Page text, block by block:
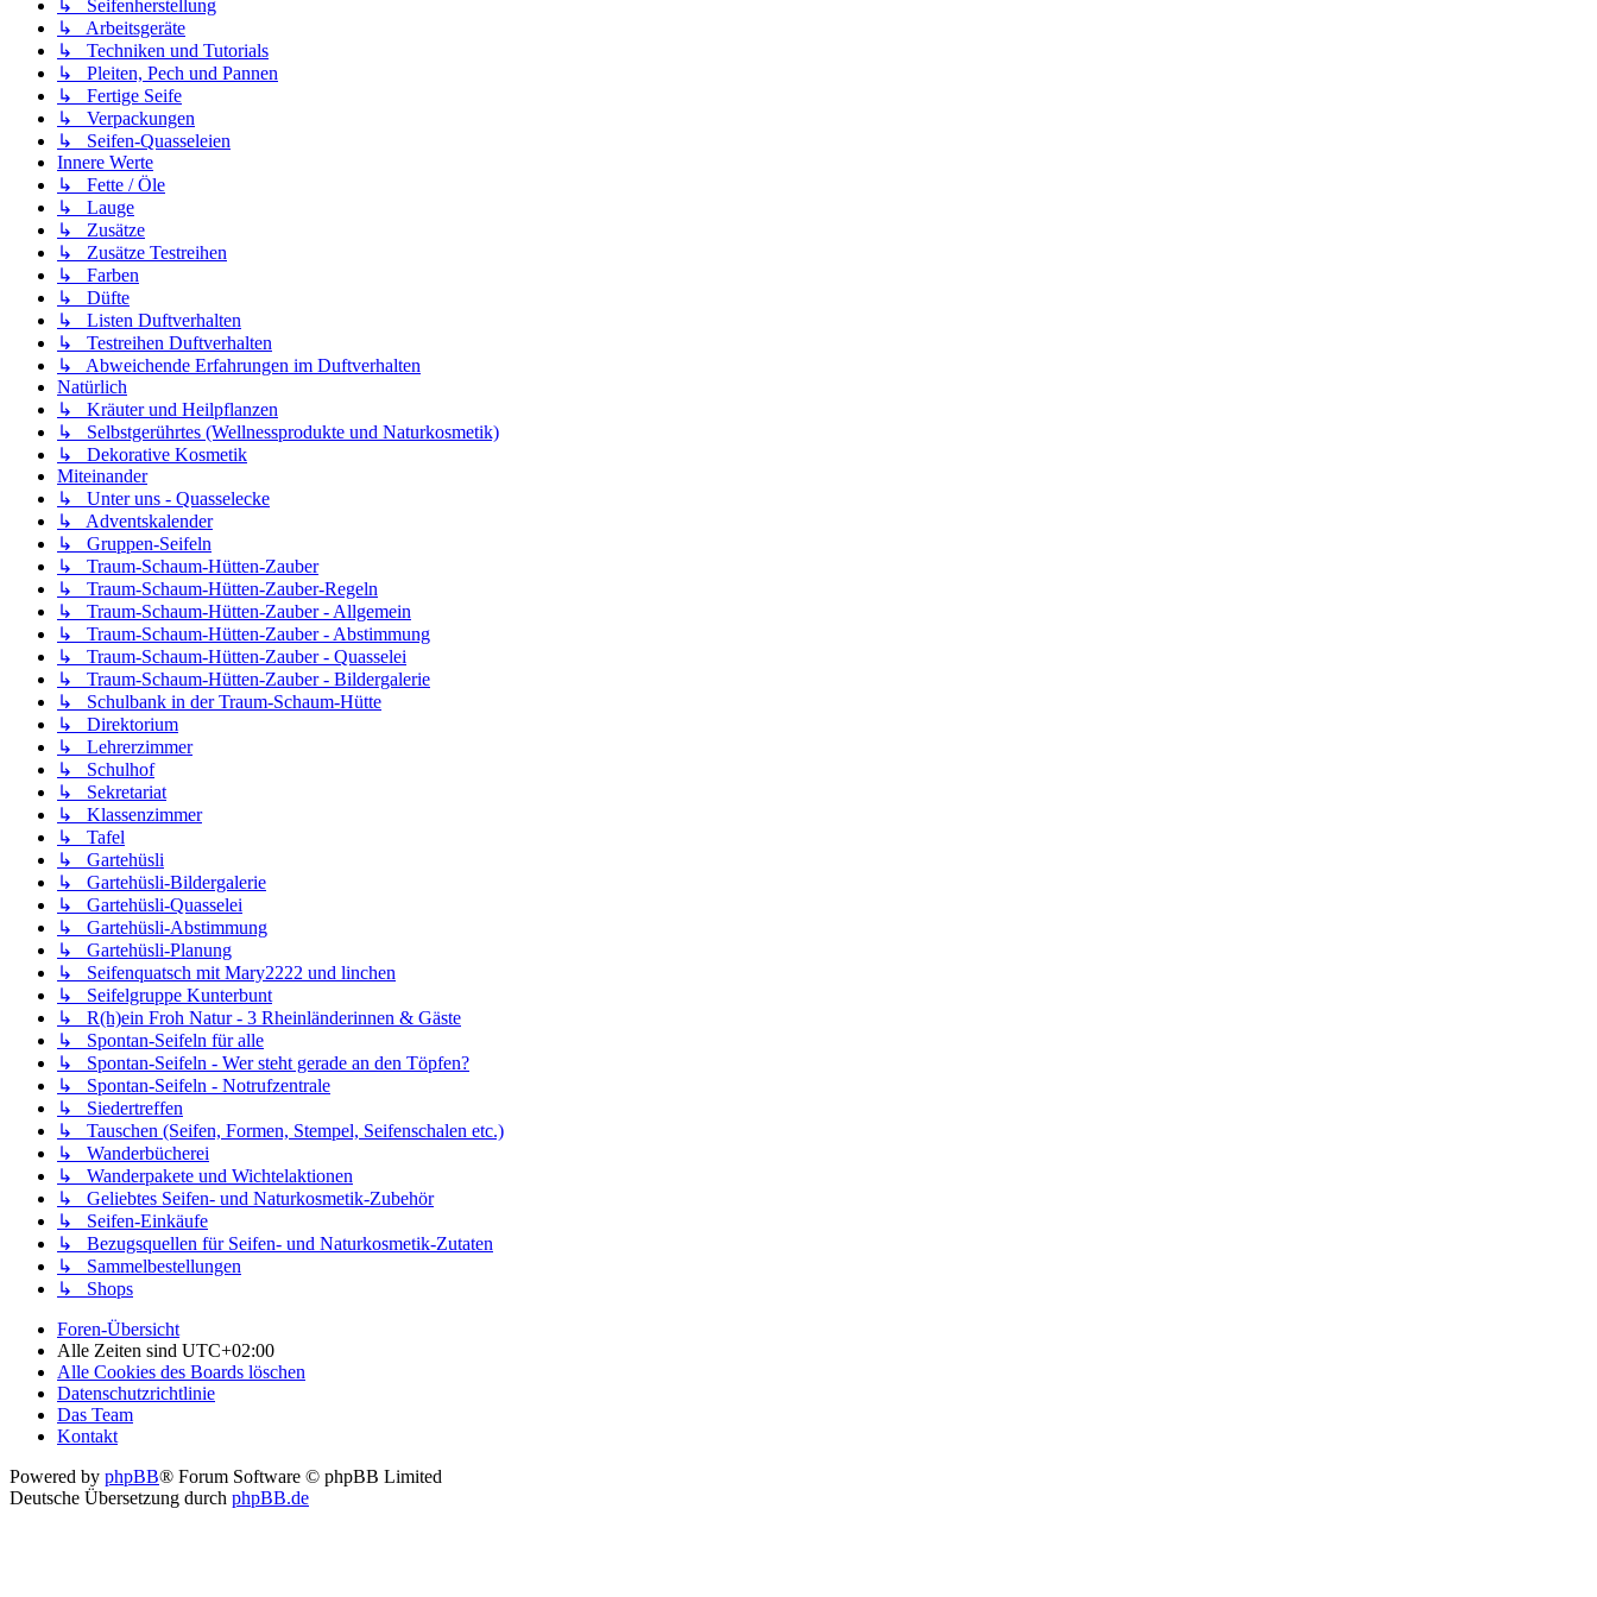
↳ Seifenherstellung
↳ Arbeitsgeräte
↳ Techniken und Tutorials
↳ Pleiten, Pech und Pannen
↳ Fertige Seife
↳ Verpackungen
↳ Seifen-Quasseleien
Innere Werte
↳ Fette / Öle
↳ Lauge
↳ Zusätze
↳ Zusätze Testreihen
↳ Farben
↳ Düfte
↳ Listen Duftverhalten
↳ Testreihen Duftverhalten
↳ Abweichende Erfahrungen im Duftverhalten
Natürlich
↳ Kräuter und Heilpflanzen
↳ Selbstgerührtes (Wellnessprodukte und Naturkosmetik)
↳ Dekorative Kosmetik
Miteinander
↳ Unter uns - Quasselecke
↳ Adventskalender
↳ Gruppen-Seifeln
↳ Traum-Schaum-Hütten-Zauber
↳ Traum-Schaum-Hütten-Zauber-Regeln
↳ Traum-Schaum-Hütten-Zauber - Allgemein
↳ Traum-Schaum-Hütten-Zauber - Abstimmung
↳ Traum-Schaum-Hütten-Zauber - Quasselei
↳ Traum-Schaum-Hütten-Zauber - Bildergalerie
↳ Schulbank in der Traum-Schaum-Hütte
↳ Direktorium
↳ Lehrerzimmer
↳ Schulhof
↳ Sekretariat
↳ Klassenzimmer
↳ Tafel
↳ Gartehüsli
↳ Gartehüsli-Bildergalerie
↳ Gartehüsli-Quasselei
↳ Gartehüsli-Abstimmung
↳ Gartehüsli-Planung
↳ Seifenquatsch mit Mary2222 und linchen
↳ Seifelgruppe Kunterbunt
↳ R(h)ein Froh Natur - 3 Rheinländerinnen & Gäste
↳ Spontan-Seifeln für alle
↳ Spontan-Seifeln - Wer steht gerade an den Töpfen?
↳ Spontan-Seifeln - Notrufzentrale
↳ Siedertreffen
↳ Tauschen (Seifen, Formen, Stempel, Seifenschalen etc.)
↳ Wanderbücherei
↳ Wanderpakete und Wichtelaktionen
↳ Geliebtes Seifen- und Naturkosmetik-Zubehör
↳ Seifen-Einkäufe
↳ Bezugsquellen für Seifen- und Naturkosmetik-Zutaten
↳ Sammelbestellungen
↳ Shops
Foren-Übersicht
Alle Zeiten sind UTC+02:00
Alle Cookies des Boards löschen
Datenschutzrichtlinie
Das Team
Kontakt
Powered by phpBB® Forum Software © phpBB Limited
Deutsche Übersetzung durch phpBB.de